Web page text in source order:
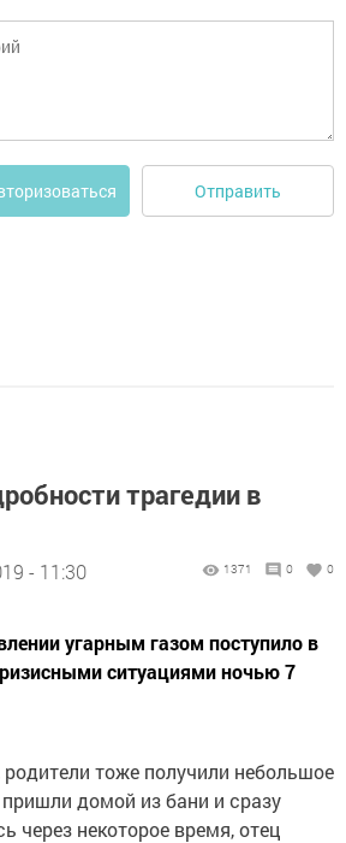
Отправить
трагедии в
- 11:30 1371 0 0
угарным газом поступило в
ситуациями ночью 7
тоже получили небольшое
пришли домой из бани и сразу
через некоторое время, отец